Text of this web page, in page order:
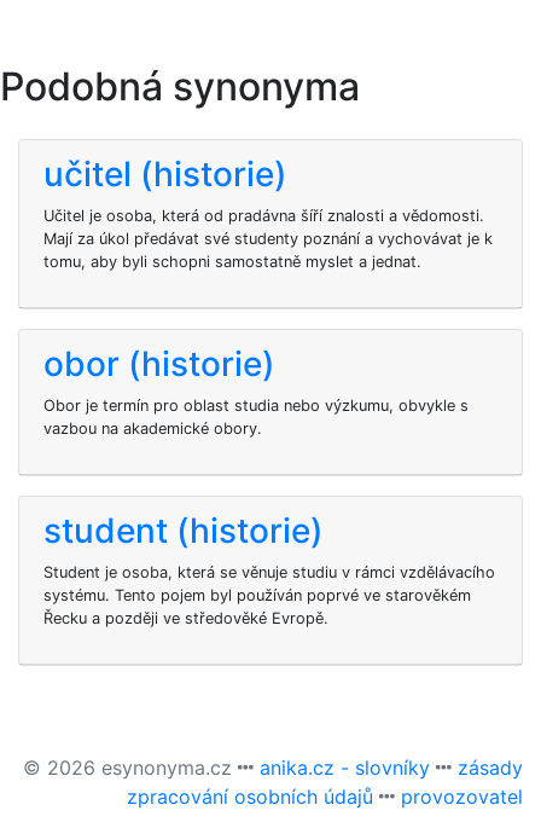
Podobná synonyma
učitel (historie)
Učitel je osoba, která od pradávna šíří znalosti a vědomosti.
Mají za úkol předávat své studenty poznání a vychovávat je k
tomu, aby byli schopni samostatně myslet a jednat.
obor (historie)
Obor je termín pro oblast studia nebo výzkumu, obvykle s
vazbou na akademické obory.
student (historie)
Student je osoba, která se věnuje studiu v rámci vzdělávacího
systému. Tento pojem byl používán poprvé ve starověkém
Řecku a později ve středověké Evropě.
© 2026 esynonyma.cz anika.cz - slovníky
zásady
zpracování osobních údajů
provozovatel